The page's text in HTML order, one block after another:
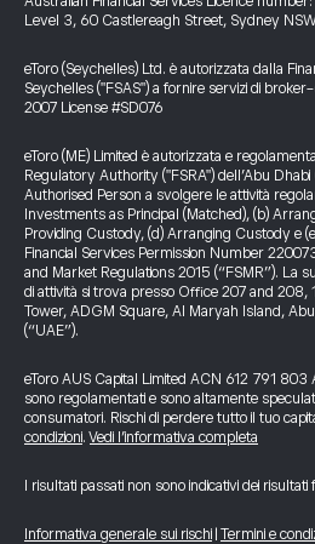
Level 3, 60 Castlereagh Street, Sydney
eToro (Seychelles) Ltd. è autorizzata dalla
Seychelles ("FSAS") a fornire servizi di
2007 License #SD076
eToro (ME) Limited è autorizzata e
Regulatory Authority ("FSRA") dell’Abu
Authorised Person a svolgere le attività
Investments as Principal (Matched), (b)
Providing Custody, (d) Arranging Custody e
Financial Services Permission Number
and Market Regulations 2015 (“FSMR”). La
di attività si trova presso Office 207 and 208,
Tower, ADGM Square, Al Maryah Island,
(“UAE”).
eToro AUS Capital Limited ACN 612 791 803
sono regolamentati e sono altamente
consumatori. Rischi di perdere tutto il tuo
condizioni.Vedi l’informativa completa
I risultati passati non sono indicativi dei risultati
Informativa generale sui rischi Termini e